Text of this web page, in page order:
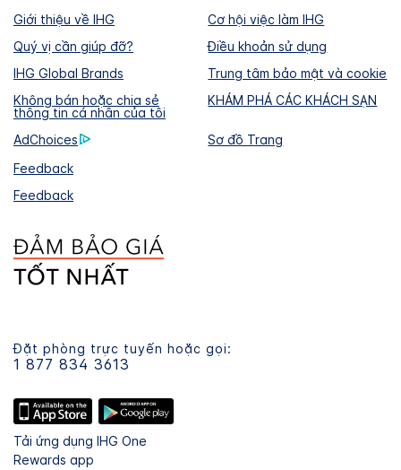
Giới thiệu về IHG
Cơ hội việc làm IHG
Quý vị cần giúp đỡ?
Điều khoản sử dụng
IHG Global Brands
Trung tâm bảo mật và cookie
Không bán hoặc chia sẻ
thông tin cá nhân của tôi
KHÁM PHÁ CÁC KHÁCH SẠN
AdChoices
Sơ đồ Trang
Feedback
Feedback
Đặt phòng trực tuyến hoặc gọi:
1 877 834 3613
Tải ứng dụng IHG One
Rewards app